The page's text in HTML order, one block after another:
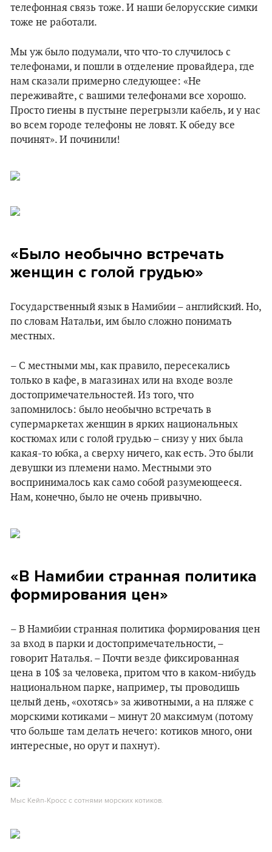
телефонная связь тоже. И наши белорусские симки
тоже не работали.
Мы уж было подумали, что что-то случилось с
телефонами, и пошли в отделение провайдера, где
нам сказали примерно следующее: «Не
переживайте, с вашими телефонами все хорошо.
Просто гиены в пустыне перегрызли кабель, и у нас
во всем городе телефоны не ловят. К обеду все
починят». И починили!
«Было необычно встречать
женщин с голой грудью»
Государственный язык в Намибии – английский. Но,
по словам Натальи, им было сложно понимать
местных.
– С местными мы, как правило, пересекались
только в кафе, в магазинах или на входе возле
достопримечательностей. Из того, что
запомнилось: было необычно встречать в
супермаркетах женщин в ярких национальных
костюмах или с голой грудью – снизу у них была
какая-то юбка, а сверху ничего, как есть. Это были
девушки из племени намо. Местными это
воспринималось как само собой разумеющееся.
Нам, конечно, было не очень привычно.
«В Намибии странная политика
формирования цен»
– В Намибии странная политика формирования цен
за вход в парки и достопримечательности, –
говорит Наталья. – Почти везде фиксированная
цена в 10$ за человека, притом что в каком-нибудь
национальном парке, например, ты проводишь
целый день, «охотясь» за животными, а на пляже с
морскими котиками – минут 20 максимум (потому
что больше там делать нечего: котиков много, они
интересные, но орут и пахнут).
Мыс Кейп-Кросс с сотнями морских котиков.